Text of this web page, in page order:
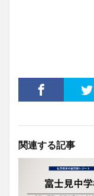
関連する記事